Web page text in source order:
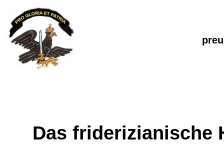
Das friderizianische